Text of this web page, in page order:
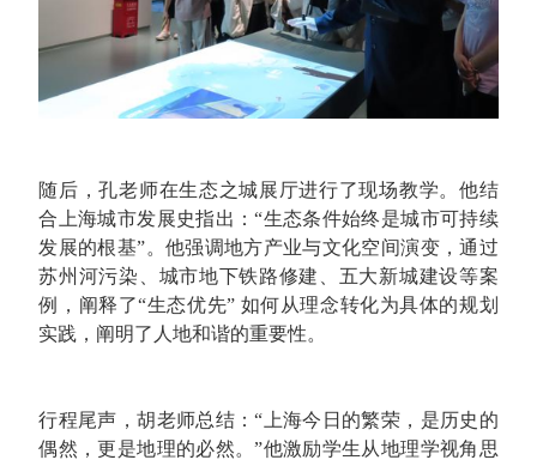
随后，孔老师在生态之城展厅进行了现场教学。他结
合上海城市发展史指出：“生态条件始终是城市可持续
发展的根基”。他强调地方产业与文化空间演变，通过
苏州河污染、城市地下铁路修建、五大新城建设等案
例，阐释了“生态优先” 如何从理念转化为具体的规划
实践，阐明了人地和谐的重要性。
行程尾声，胡老师总结：“上海今日的繁荣，是历史的
偶然，更是地理的必然。”他激励学生从地理学视角思